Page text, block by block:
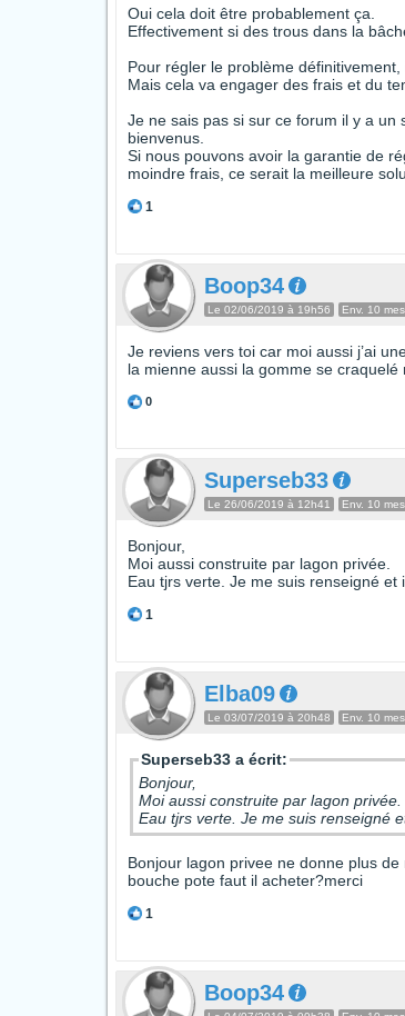
Oui cela doit être probablement ça.
Effectivement si des trous dans la
Pour régler le problème
Mais cela va engager des frais et du
Je ne sais pas si sur ce forum il y a un
bienvenus.
Si nous pouvons avoir la garantie de
moindre frais, ce serait la meilleure
1
Boop34
Le 02/06/2019 à 19h56 Env. 10
Je reviens vers toi car moi aussi j’ai
la mienne aussi la gomme se
0
Superseb33
Le 26/06/2019 à 12h41 Env. 10
Bonjour,
Moi aussi construite par lagon privée.
Eau tjrs verte. Je me suis renseigné
1
Elba09
Le 03/07/2019 à 20h48 Env. 10
Superseb33 a écrit:
Bonjour,
Moi aussi construite par lagon privée.
Eau tjrs verte. Je me suis renseigné
Bonjour lagon privee ne donne plus
bouche pote faut il acheter?merci
1
Boop34